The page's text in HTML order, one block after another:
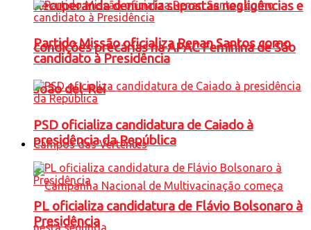
Recuperanda denuncia supostas negligências e
condições precárias na APAC Feminina de São
João del-Rei
Campos das Vertentes
Partido Missão oficializa Renan Santos como
candidato à Presidência
PSD oficializa candidatura de Caiado à
presidência da República
PL oficializa candidatura de Flávio Bolsonaro à
Presidência